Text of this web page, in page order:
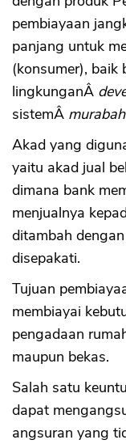
pembiayaan
panjang untuk
(konsumer), baik
lingkunganÂ
sistemÂ
Akad yang
yaitu akad jual
dimana bank
menjualnya
ditambah
disepakati.
Tujuan
membiayai
pengadaan
maupun bekas.
Salah satu
dapat
angsuran yang